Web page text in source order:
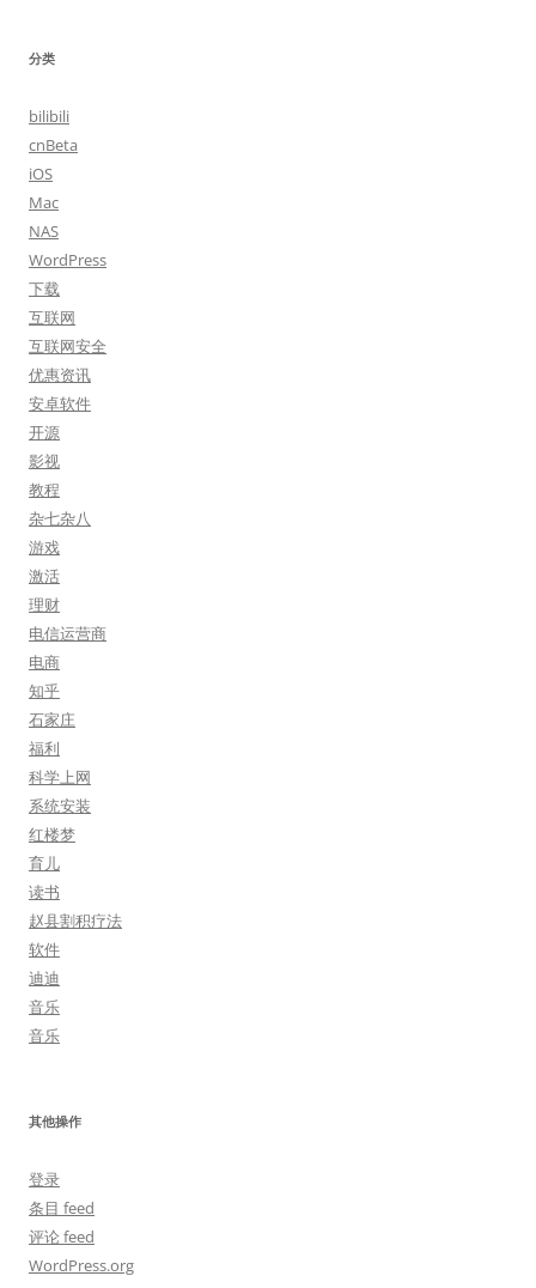
分类
bilibili
cnBeta
iOS
Mac
NAS
WordPress
下载
互联网
互联网安全
优惠资讯
安卓软件
开源
影视
教程
杂七杂八
游戏
激活
理财
电信运营商
电商
知乎
石家庄
福利
科学上网
系统安装
红楼梦
育儿
读书
赵县割积疗法
软件
迪迪
音乐
音乐
其他操作
登录
条目 feed
评论 feed
WordPress.org